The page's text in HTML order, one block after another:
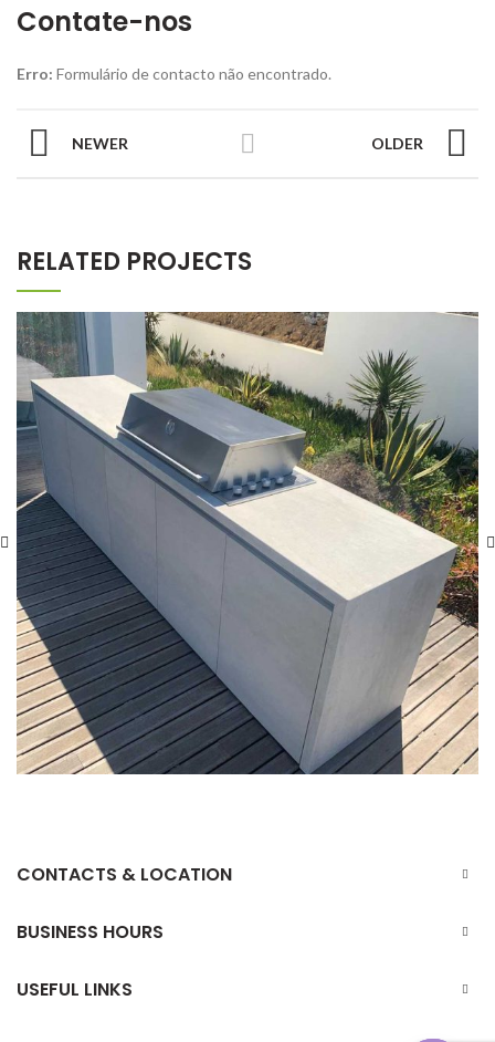
Contate-nos
Erro: Formulário de contacto não encontrado.
NEWER OLDER
RELATED PROJECTS
CONTACTS & LOCATION
BUSINESS HOURS
USEFUL LINKS